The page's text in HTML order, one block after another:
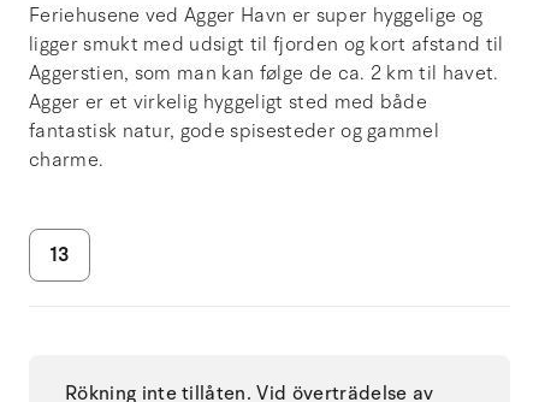
Feriehusene ved Agger Havn er super hyggelige og
ligger smukt med udsigt til fjorden og kort afstand til
Aggerstien, som man kan følge de ca. 2 km til havet.
Agger er et virkelig hyggeligt sted med både
fantastisk natur, gode spisesteder og gammel
charme.
13
Rökning inte tillåten. Vid överträdelse av